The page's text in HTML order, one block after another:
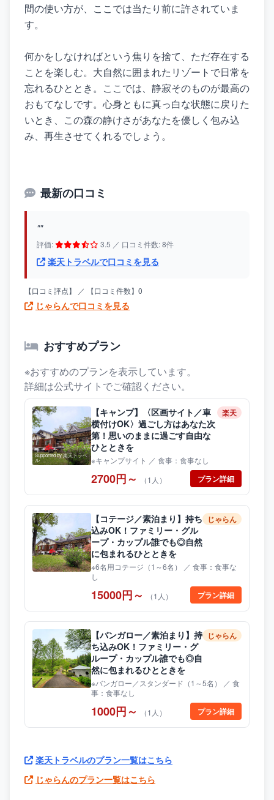
間の使い方が、ここでは当たり前に許されていま
す。
何かをしなければという焦りを捨て、ただ存在する
ことを楽しむ。大自然に囲まれたリゾートで日常を
忘れるひととき。ここでは、静寂そのものが最高の
おもてなしです。心身ともに真っ白な状態に戻りた
いとき、この森の静けさがあなたを優しく包み込
み、再生させてくれるでしょう。
最新の口コミ
""
評価: 3.5 ／ 口コミ件数: 8件
楽天トラベルで口コミを見る
【口コミ評点】 ／ 【口コミ件数】0
じゃらんで口コミを見る
おすすめプラン
※おすすめのプランを表示しています。
詳細は公式サイトでご確認ください。
Supported by 楽天トラベ
ル
【キャンプ】〈区画サイト／車
横付けOK〉過ごし方はあなた次
第！思いのままに過ごす自由な
ひとときを
楽天
※キャンプサイト ／ 食事：食事なし
2700円～ （1人） プラン詳細
【コテージ／素泊まり】持ち
込みOK！ファミリー・グル
ープ・カップル誰でも◎自然
に包まれるひとときを
じゃらん
※6名用コテージ（1～6名） ／ 食事：食事な
し
15000円～ （1人） プラン詳細
【バンガロー／素泊まり】持
ち込みOK！ファミリー・グ
ループ・カップル誰でも◎自
然に包まれるひとときを
じゃらん
※バンガロー／スタンダード（1～5名） ／ 食
事：食事なし
1000円～ （1人） プラン詳細
楽天トラベルのプラン一覧はこちら
じゃらんのプラン一覧はこちら